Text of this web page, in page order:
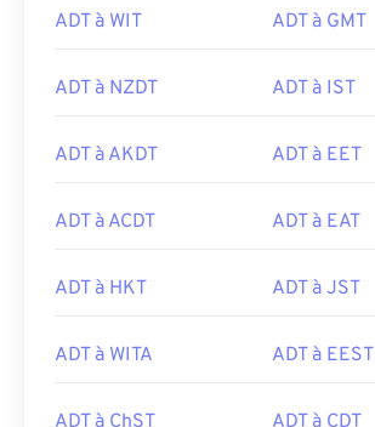
ADT à WIT ADT à GMT
ADT à NZDT ADT à IST
ADT à AKDT ADT à EET
ADT à ACDT ADT à EAT
ADT à HKT ADT à JST
ADT à WITA ADT à EEST
ADT à ChST ADT à CDT